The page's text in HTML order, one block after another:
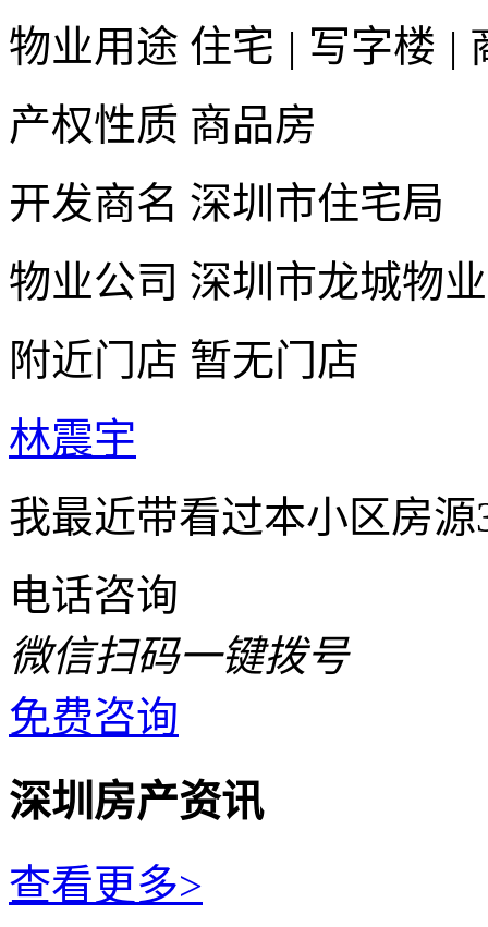
物业用途 住宅 | 写字楼 |
产权性质 商品房
开发商名 深圳市住宅局
物业公司 深圳市龙城物
附近门店 暂无门店
林震宇
我最近带看过本小区房
电话咨询
微信扫码一键拨号
免费咨询
深圳房产资讯
查看更多>